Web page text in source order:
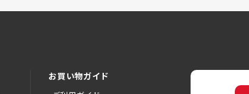
お買い物ガイド